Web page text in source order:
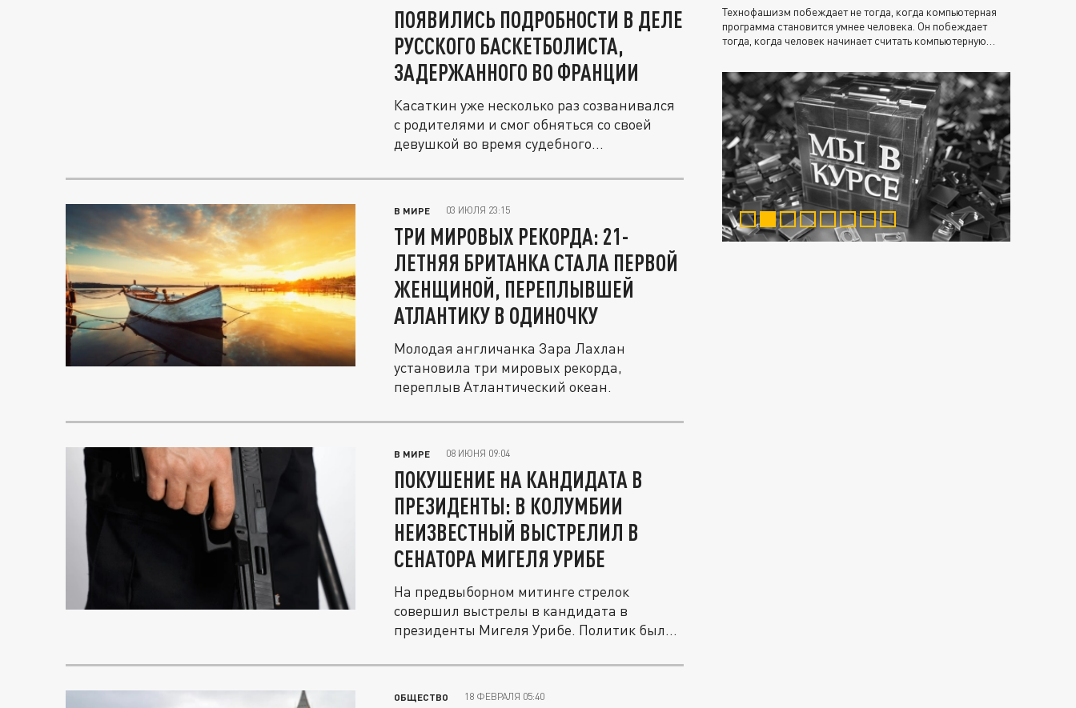
ПОЯВИЛИСЬ ПОДРОБНОСТИ В ДЕЛЕ
РУССКОГО БАСКЕТБОЛИСТА,
ЗАДЕРЖАННОГО ВО ФРАНЦИИ
Касаткин уже несколько раз созванивался
с родителями и смог обняться со своей
девушкой во время судебного...
В МИРЕ 03 ИЮЛЯ 23:15
ТРИ МИРОВЫХ РЕКОРДА: 21-
ЛЕТНЯЯ БРИТАНКА СТАЛА ПЕРВОЙ
ЖЕНЩИНОЙ, ПЕРЕПЛЫВШЕЙ
АТЛАНТИКУ В ОДИНОЧКУ
Молодая англичанка Зара Лахлан
установила три мировых рекорда,
переплыв Атлантический океан.
В МИРЕ 08 ИЮНЯ 09:04
ПОКУШЕНИЕ НА КАНДИДАТА В
ПРЕЗИДЕНТЫ: В КОЛУМБИИ
НЕИЗВЕСТНЫЙ ВЫСТРЕЛИЛ В
СЕНАТОРА МИГЕЛЯ УРИБЕ
На предвыборном митинге стрелок
совершил выстрелы в кандидата в
президенты Мигеля Урибе. Политик был...
ОБЩЕСТВО 18 ФЕВРАЛЯ 05:40
Технофашизм побеждает не тогда, когда компьютерная
программа становится умнее человека. Он побеждает
тогда, когда человек начинает считать компьютерную